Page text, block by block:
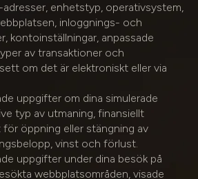
enhetstyp, operativsystem,
inloggnings- och
kontoinställningar, anpassade
av transaktioner och
om det är elektroniskt eller via
uppgifter om dina simulerade
typ av utmaning, finansiellt
öppning eller stängning av
vinst och förlust.
uppgifter under dina besök på
webbplatsområden, visade